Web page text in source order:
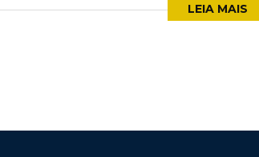
LEIA MAIS